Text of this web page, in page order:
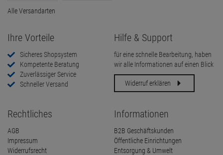
Alle Versandarten
Ihre Vorteile
Sicheres Shopsystem
Kompetente Beratung
Zuverlässiger Service
Schneller Versand
Hilfe & Support
für eine schnelle Bearbeitung, haben
wir alle Informationen auf einen Blick
Widerruf erklären
Rechtliches
AGB
Impressum
Widerrufsrecht
Informationen
B2B Geschäftskunden
Öffentliche Einrichtungen
Entsorgung & Umwelt